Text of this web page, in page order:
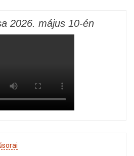
2026. május 10-én